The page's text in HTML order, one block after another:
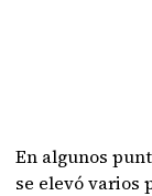
En algunos
se elevó varios